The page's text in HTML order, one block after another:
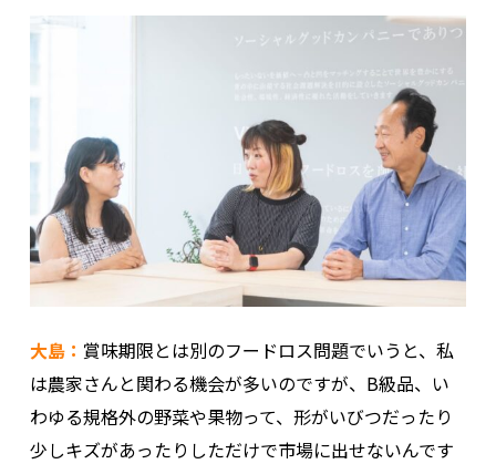
大島： 賞味期限とは別のフードロス問題でいうと、私
は農家さんと関わる機会が多いのですが、B級品、い
わゆる規格外の野菜や果物って、形がいびつだったり
少しキズがあったりしただけで市場に出せないんです